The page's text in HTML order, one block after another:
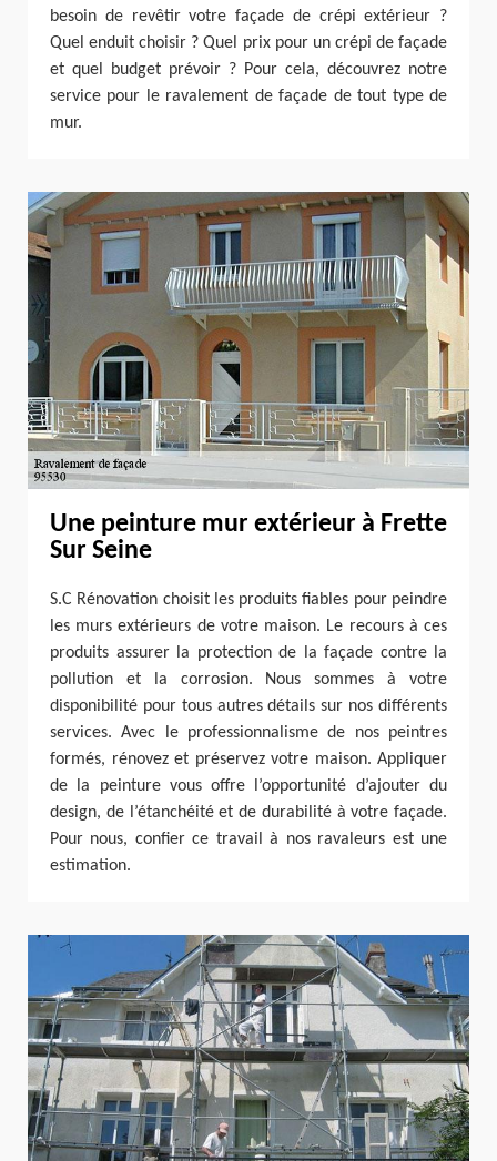
besoin de revêtir votre façade de crépi extérieur ?
Quel enduit choisir ? Quel prix pour un crépi de façade
et quel budget prévoir ? Pour cela, découvrez notre
service pour le ravalement de façade de tout type de
mur.
Une peinture mur extérieur à Frette
Sur Seine
S.C Rénovation choisit les produits fiables pour peindre
les murs extérieurs de votre maison. Le recours à ces
produits assurer la protection de la façade contre la
pollution et la corrosion. Nous sommes à votre
disponibilité pour tous autres détails sur nos différents
services. Avec le professionnalisme de nos peintres
formés, rénovez et préservez votre maison. Appliquer
de la peinture vous offre l’opportunité d’ajouter du
design, de l’étanchéité et de durabilité à votre façade.
Pour nous, confier ce travail à nos ravaleurs est une
estimation.